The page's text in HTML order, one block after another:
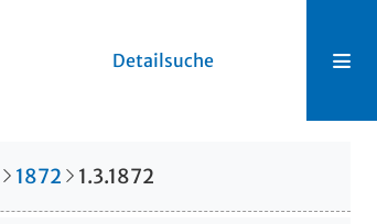
Detailsuche
1872 1.3.1872